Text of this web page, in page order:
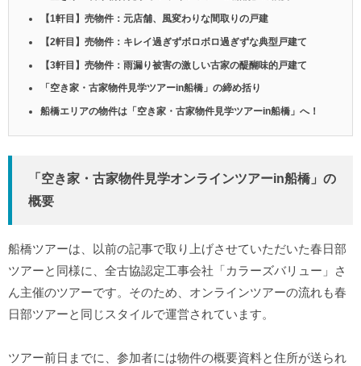
【1軒目】売物件：元店舗、風変わりな間取りの戸建
【2軒目】売物件：キレイ過ぎずボロボロ過ぎずな典型戸建て
【3軒目】売物件：雨漏り被害の激しい古家の醍醐味的戸建て
「空き家・古家物件見学ツアーin船橋」の締め括り
船橋エリアの物件は「空き家・古家物件見学ツアーin船橋」へ！
「空き家・古家物件見学オンラインツアーin船橋」の
概要
船橋ツアーは、以前の記事で取り上げさせていただいた春日部
ツアーと同様に、全古協認定工事会社「カラーズバリュー」さ
ん主催のツアーです。そのため、オンラインツアーの流れも春
日部ツアーと同じスタイルで運営されています。
ツアー前日までに、参加者には物件の概要資料と住所が送られ